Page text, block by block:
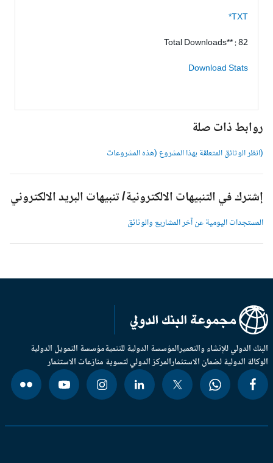
TXT*
Total Downloads** : 82
Download Stats
روابط ذات صلة
(انظر الوثائق المتعلقة بهذا المشروع (هذه المشروعات
إشترك في التنبيهات الالكترونية/ تنبيهات البريد الالكتروني
المستجدات اليومية عن آخر المشاريع والوثائق
الدولي للإنشاء والتعميرالمؤسسة الدولية للتنميةمؤسسة التمويل الدولية
الدولية لضمان الاستثمارالمركز الدولي لتسوية منازعات الاستثمار